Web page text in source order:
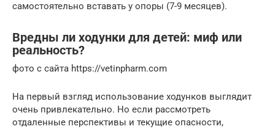
самостоятельно вставать у опоры (7-9 месяцев).
Вредны ли ходунки для детей: миф или
реальность?
фото с сайта https://vetinpharm.com
На первый взгляд использование ходунков выглядит
очень привлекательно. Но если рассмотреть
отдаленные перспективы и текущие опасности,